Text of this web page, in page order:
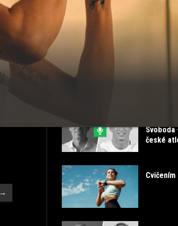
→
ROZCVIČKA
TANEC
TRENDY
ZDRAVÁ ZÁDA
Svoboda
české